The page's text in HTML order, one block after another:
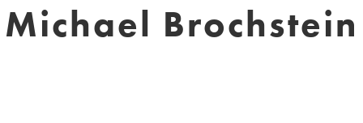
Michael Brochstein